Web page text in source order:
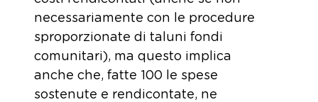
necessariamente con le procedure
sproporzionate di taluni fondi
comunitari), ma questo implica
anche che, fatte 100 le spese
sostenute e rendicontate, ne